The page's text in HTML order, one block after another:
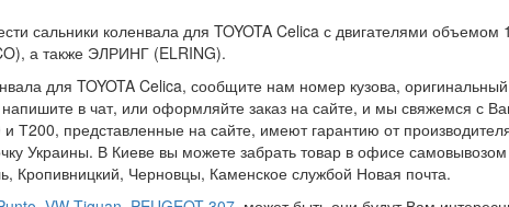
сальники коленвала для TOYOTA Celica с двигателями объемом
а также ЭЛРИНГ (ELRING).
для TOYOTA Celica, сообщите нам номер кузова,
в чат, или оформляйте заказ на сайте, и мы свяжемся с
Т200, представленные на сайте, имеют гарантию от
Украины. В Киеве вы можете забрать товар в офисе
Черновцы, Каменское службой Новая почта.